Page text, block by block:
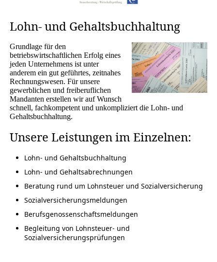
Lohn- und Gehaltsbuchhaltung
Grundlage für den
betriebswirtschaftlichen Erfolg eines
jeden Unternehmens ist unter
anderem ein gut geführtes, zeitnahes
Rechnungswesen. Für unsere
gewerblichen und freiberuflichen
Mandanten erstellen wir auf Wunsch
schnell, fachkompetent und unkompliziert die Lohn- und
Gehaltsbuchhaltung.
Unsere Leistungen im Einzelnen:
Lohn- und Gehaltsbuchhaltung
Lohn- und Gehaltsabrechnungen
Beratung rund um Lohnsteuer und Sozialversicherung
Sozialversicherungsmeldungen
Berufsgenossenschaftsmeldungen
Begleitung von Lohnsteuer- und
Sozialversicherungsprüfungen